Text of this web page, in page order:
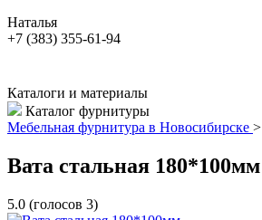
Наталья
+7 (383) 355-61-94
Каталоги и материалы
Каталог фурнитуры
Мебельная фурнитура в Новосибирске >
Вата стальная 180*100мм
5.0 (голосов 3)